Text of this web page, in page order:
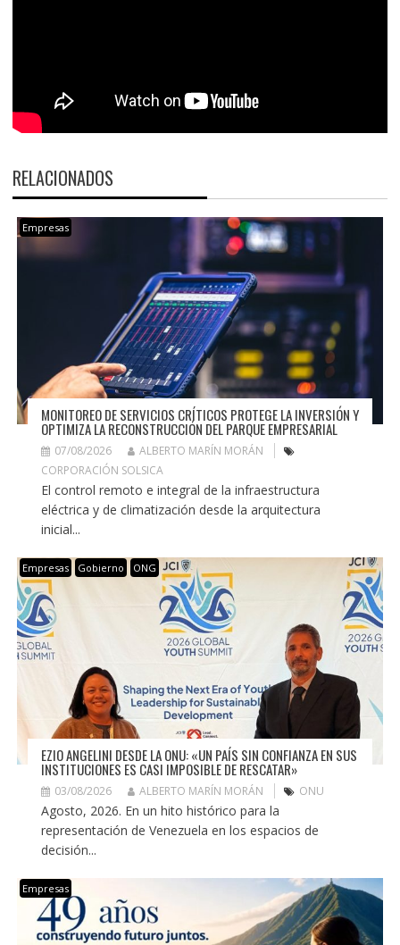
RELACIONADOS
Empresas
MONITOREO DE SERVICIOS CRÍTICOS PROTEGE LA INVERSIÓN Y
OPTIMIZA LA RECONSTRUCCIÓN DEL PARQUE EMPRESARIAL
07/08/2026
ALBERTO MARÍN MORÁN
CORPORACIÓN SOLSICA
El control remoto e integral de la infraestructura
eléctrica y de climatización desde la arquitectura
inicial...
Empresas Gobierno ONG
EZIO ANGELINI DESDE LA ONU: «UN PAÍS SIN CONFIANZA EN SUS
INSTITUCIONES ES CASI IMPOSIBLE DE RESCATAR»
03/08/2026 ALBERTO MARÍN MORÁN ONU
Agosto, 2026. En un hito histórico para la
representación de Venezuela en los espacios de
decisión...
Empresas